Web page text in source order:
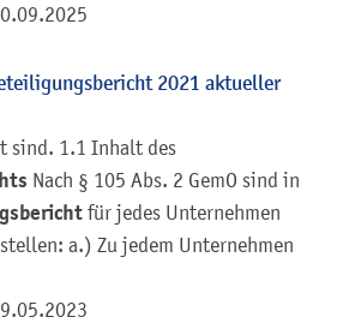
2021 aktueller
sind. 1.1 Inhalt des
Nach § 105 Abs. 2 GemO sind in
für jedes Unternehmen
a.) Zu jedem Unternehmen